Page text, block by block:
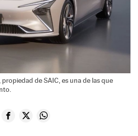
de SAIC, es una de las que